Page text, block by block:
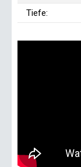
Tiefe: